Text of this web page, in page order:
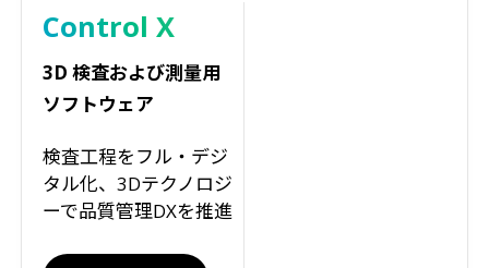
Control X
3D 検査および測量用
ソフトウェア
検査工程をフル・デジ
タル化、3Dテクノロジ
ーで品質管理DXを推進